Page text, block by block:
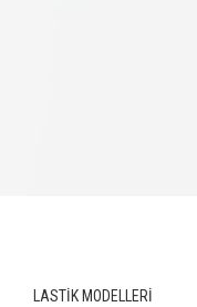
LASTİK MODELLERİ